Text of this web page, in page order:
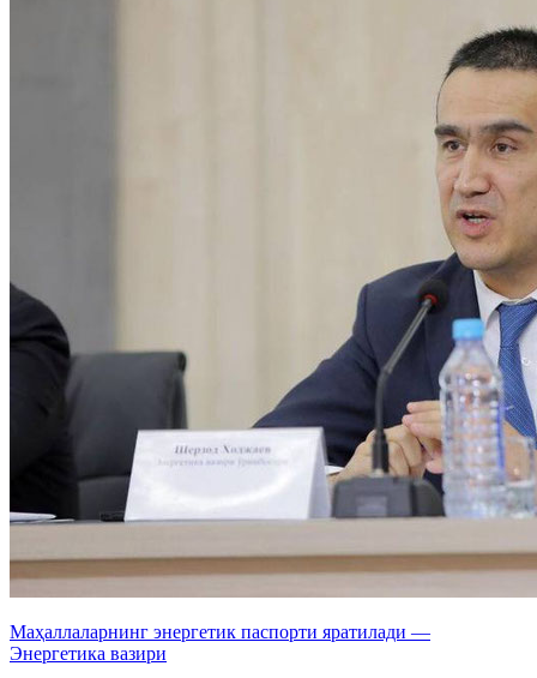
Маҳаллаларнинг энергетик паспорти яратилади —
Энергетика вазири